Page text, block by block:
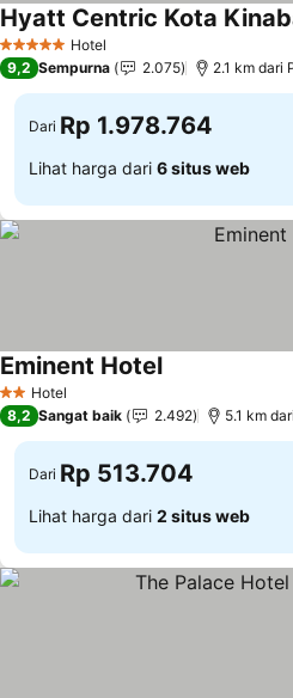
5 Bintang Hotel
Hyatt Centric Kota
9,2 Sempurna 2.075 2.1 km dari
Dari Rp 1.978.764
Lihat harga dari 6 situs web
2 Bintang
Hotel
Eminent HotelLihat harga
8,2 Sangat baik 2.492 5.1 km
Dari Rp 513.704
Lihat harga dari 2 situs web